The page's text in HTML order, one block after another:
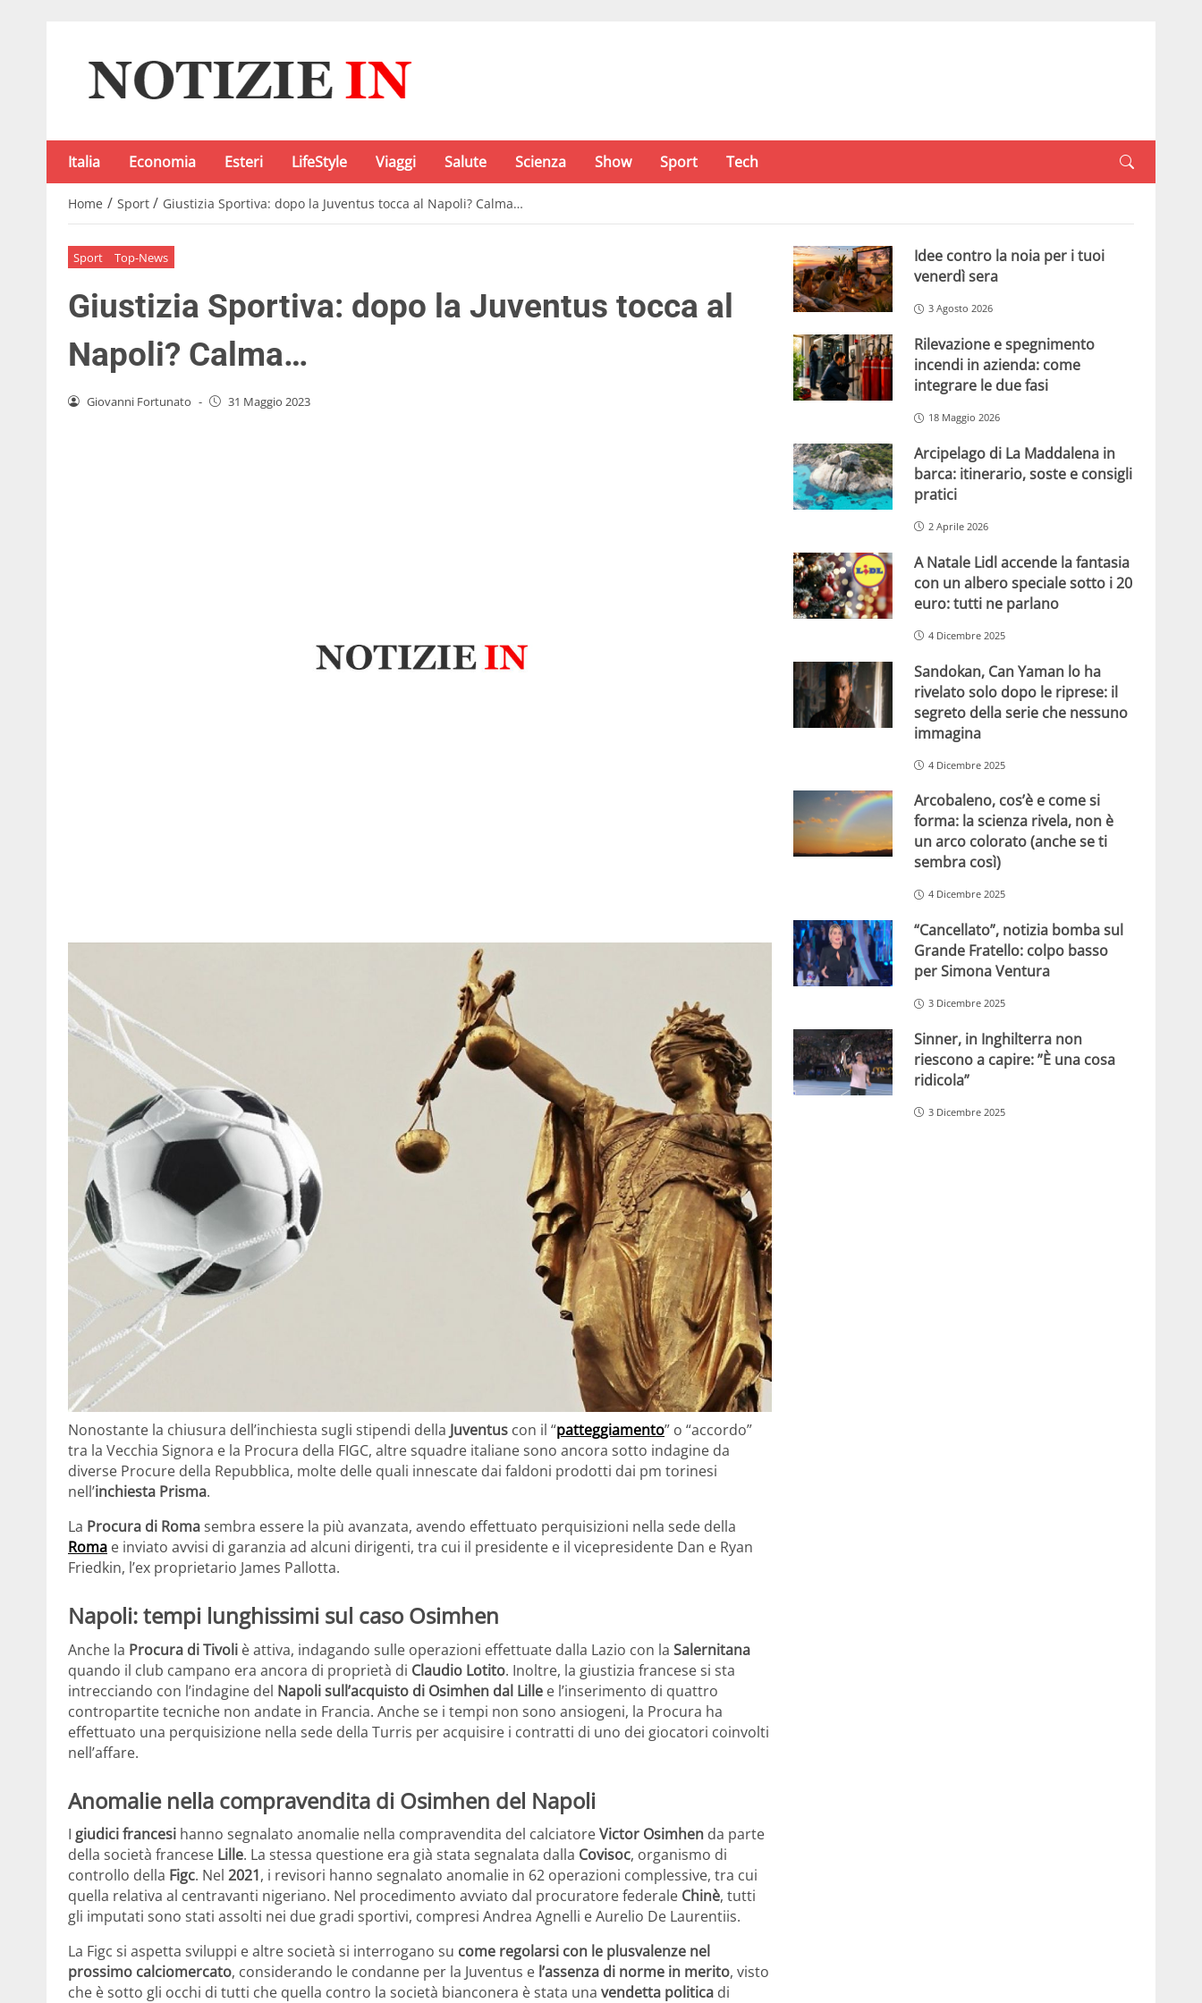
Italia Economia Esteri LifeStyle Viaggi Salute Scienza Show Sport Tech
Home / Sport / Giustizia Sportiva: dopo la Juventus tocca al Napoli? Calma…
Sport Top-News
Giustizia Sportiva: dopo la Juventus tocca al
Napoli? Calma…
Giovanni Fortunato - 31 Maggio 2023
Nonostante la chiusura dell’inchiesta sugli stipendi della Juventus con il “patteggiamento” o “accordo”
tra la Vecchia Signora e la Procura della FIGC, altre squadre italiane sono ancora sotto indagine da
diverse Procure della Repubblica, molte delle quali innescate dai faldoni prodotti dai pm torinesi
nell’inchiesta Prisma.
La Procura di Romasembra essere la più avanzata, avendo effettuato perquisizioni nella sede della
Roma e inviato avvisi di garanzia ad alcuni dirigenti, tra cui il presidente e il vicepresidente Dan e Ryan
Friedkin, l’ex proprietario James Pallotta.
Napoli: tempi lunghissimi sul caso Osimhen
Anche la Procura di Tivoli è attiva, indagando sulle operazioni effettuate dalla Lazio con la Salernitana
quando il club campano era ancora di proprietà di Claudio Lotito. Inoltre, la giustizia francese si sta
intrecciando con l’indagine del Napoli sull’acquisto di Osimhen dal Lille e l’inserimento di quattro
contropartite tecniche non andate in Francia. Anche se i tempi non sono ansiogeni, la Procura ha
effettuato una perquisizione nella sede della Turris per acquisire i contratti di uno dei giocatori coinvolti
nell’affare.
Anomalie nella compravendita di Osimhen del Napoli
I giudici francesi hanno segnalato anomalie nella compravendita del calciatoreVictor Osimhen da parte
della società francese Lille. La stessa questione era già stata segnalata dalla Covisoc, organismo di
controllo della Figc. Nel 2021, i revisori hanno segnalato anomalie in 62 operazioni complessive, tra cui
quella relativa al centravanti nigeriano. Nel procedimento avviato dal procuratore federale Chinè, tutti
gli imputati sono stati assolti nei due gradi sportivi, compresi Andrea Agnelli e Aurelio De Laurentiis.
La Figc si aspetta sviluppi e altre società si interrogano su come regolarsi con le plusvalenze nel
prossimo calciomercato, considerando le condanne per la Juventus e l’assenza di norme in merito, visto
che è sotto gli occhi di tutti che quella contro la società bianconera è stata una vendetta politica di
Idee contro la noia per i tuoi
venerdì sera
3 Agosto 2026
Rilevazione e spegnimento
incendi in azienda: come
integrare le due fasi
18 Maggio 2026
Arcipelago di La Maddalena in
barca: itinerario, soste e consigli
pratici
2 Aprile 2026
A Natale Lidl accende la fantasia
con un albero speciale sotto i 20
euro: tutti ne parlano
4 Dicembre 2025
Sandokan, Can Yaman lo ha
rivelato solo dopo le riprese: il
segreto della serie che nessuno
immagina
4 Dicembre 2025
Arcobaleno, cos’è e come si
forma: la scienza rivela, non è
un arco colorato (anche se ti
sembra così)
4 Dicembre 2025
“Cancellato”, notizia bomba sul
Grande Fratello: colpo basso
per Simona Ventura
3 Dicembre 2025
Sinner, in Inghilterra non
riescono a capire: ”È una cosa
ridicola”
3 Dicembre 2025